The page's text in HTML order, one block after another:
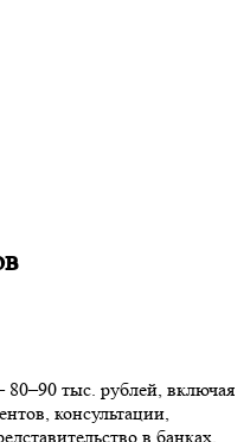
тыс. рублей, включая
консультации,
в банках,